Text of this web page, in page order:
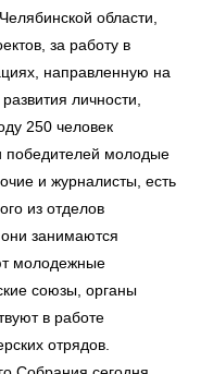
области,
за работу в
направленную на
личности,
250 человек
победителей молодые
и журналисты, есть
из отделов
они занимаются
молодежные
союзы, органы
в работе
отрядов.